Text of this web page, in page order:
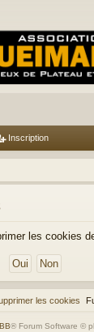
Inscription
les cookies
les cookies
® Forum Software ©